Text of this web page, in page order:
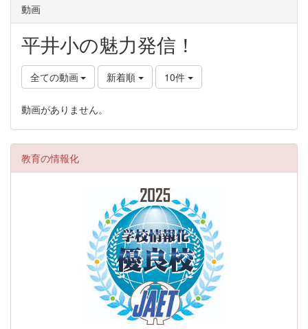
動画
平井小の魅力発信！
全ての動画 新着順 10件
動画がありません。
教育の情報化